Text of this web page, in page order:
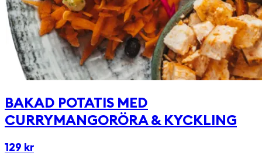
BAKAD POTATIS MED
CURRYMANGORÖRA & KYCKLING
129 kr